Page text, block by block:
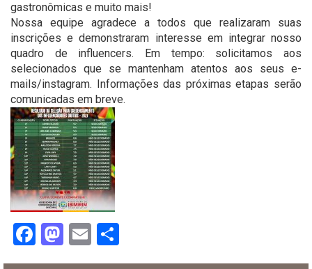
gastronômicas e muito mais!
Nossa equipe agradece a todos que realizaram suas
inscrições e demonstraram interesse em integrar nosso
quadro de influencers. Em tempo: solicitamos aos
selecionados que se mantenham atentos aos seus e-
mails/instagram. Informações das próximas etapas serão
comunicadas em breve.
Facebook
Mastodon
Email